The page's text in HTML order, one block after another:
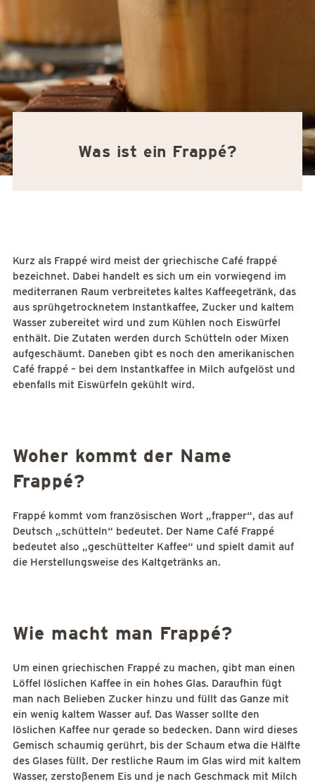
Was ist ein Frappé?
Kurz als Frappé wird meist der griechische Café frappé
bezeichnet. Dabei handelt es sich um ein vorwiegend im
mediterranen Raum verbreitetes kaltes Kaffeegetränk, das
aus sprühgetrocknetem Instantkaffee, Zucker und kaltem
Wasser zubereitet wird und zum Kühlen noch Eiswürfel
enthält. Die Zutaten werden durch Schütteln oder Mixen
aufgeschäumt. Daneben gibt es noch den amerikanischen
Café frappé – bei dem Instantkaffee in Milch aufgelöst und
ebenfalls mit Eiswürfeln gekühlt wird.
Woher kommt der Name
Frappé?
Frappé kommt vom französischen Wort „frapper“, das auf
Deutsch „schütteln“ bedeutet. Der Name Café Frappé
bedeutet also „geschüttelter Kaffee“ und spielt damit auf
die Herstellungsweise des Kaltgetränks an.
Wie macht man Frappé?
Um einen griechischen Frappé zu machen, gibt man einen
Löffel löslichen Kaffee in ein hohes Glas. Daraufhin fügt
man nach Belieben Zucker hinzu und füllt das Ganze mit
ein wenig kaltem Wasser auf. Das Wasser sollte den
löslichen Kaffee nur gerade so bedecken. Dann wird dieses
Gemisch schaumig gerührt, bis der Schaum etwa die Hälfte
des Glases füllt. Der restliche Raum im Glas wird mit kaltem
Wasser, zerstoßenem Eis und je nach Geschmack mit Milch